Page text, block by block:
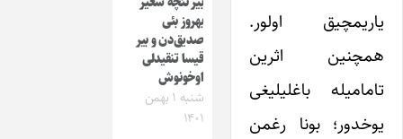
یاریمچیق اولور.
همچنین اثرین
تامامیله باغلیلیغی
یوخدور؛ بونا رغمن
بهروز بئی
صدیق‌دن و‌ بیر
قیسا تنقیدلی
اوخونوش
شنبه ۱ بهمن
۱۴۰۱